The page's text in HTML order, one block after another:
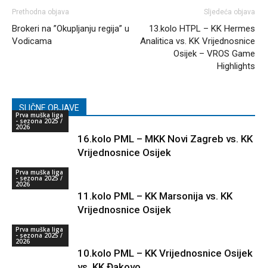
Prethodna objava
Brokeri na ”Okupljanju regija” u
Vodicama
Sljedeća objava
13.kolo HTPL – KK Hermes
Analitica vs. KK Vrijednosnice
Osijek – VROS Game
Highlights
SLIČNE OBJAVE
Prva muška liga
- sezona 2025 /
2026
16.kolo PML – MKK Novi Zagreb vs. KK
Vrijednosnice Osijek
Prva muška liga
- sezona 2025 /
2026
11.kolo PML – KK Marsonija vs. KK
Vrijednosnice Osijek
Prva muška liga
- sezona 2025 /
2026
10.kolo PML – KK Vrijednosnice Osijek